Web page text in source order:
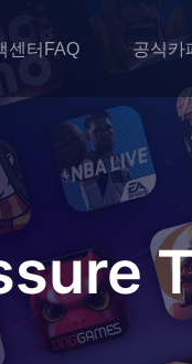
센터FAQ 공식카